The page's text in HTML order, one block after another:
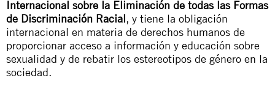
Internacional sobre la Eliminación de todas las Formas
de Discriminación Racial, y tiene la obligación
internacional en materia de derechos humanos de
proporcionar acceso a información y educación sobre
sexualidad y de rebatir los estereotipos de género en la
sociedad.